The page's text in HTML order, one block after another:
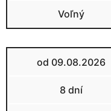
Voľný
od 09.08.2026
8 dní